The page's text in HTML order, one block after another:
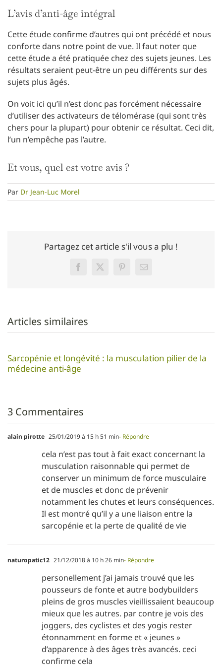
L’avis d’anti-âge intégral
Cette étude confirme d’autres qui ont précédé et nous
conforte dans notre point de vue. Il faut noter que
cette étude a été pratiquée chez des sujets jeunes. Les
résultats seraient peut-être un peu différents sur des
sujets plus âgés.
On voit ici qu’il n’est donc pas forcément nécessaire
d’utiliser des activateurs de télomérase (qui sont très
chers pour la plupart) pour obtenir ce résultat. Ceci dit,
l’un n’empêche pas l’autre.
Et vous, quel est votre avis ?
Par Dr Jean-Luc Morel
Partagez cet article s'il vous a plu !
FacebookTwitterPinterestEmail
Articles similaires
Sarcopénie et longévité : la musculation pilier de la
médecine anti-âge
3 Commentaires
alain pirotte 25/01/2019 à 15 h 51 min- Répondre
cela n’est pas tout à fait exact concernant la
musculation raisonnable qui permet de
conserver un minimum de force musculaire
et de muscles et donc de prévenir
notamment les chutes et leurs conséquences.
Il est montré qu’il y a une liaison entre la
sarcopénie et la perte de qualité de vie
naturopatic12 21/12/2018 à 10 h 26 min- Répondre
personellement j’ai jamais trouvé que les
pousseurs de fonte et autre bodybuilders
pleins de gros muscles vieillissaient beaucoup
mieux que les autres. par contre je vois des
joggers, des cyclistes et des yogis rester
étonnamment en forme et « jeunes »
d’apparence à des âges très avancés. ceci
confirme cela